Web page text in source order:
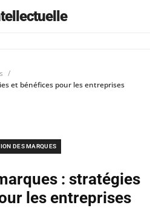
et bénéfices pour les entreprises
DES MARQUES
: stratégies
les entreprises